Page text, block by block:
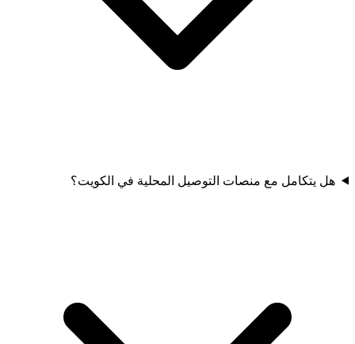
هل يتكامل مع منصات التوصيل المحلية في الكويت؟